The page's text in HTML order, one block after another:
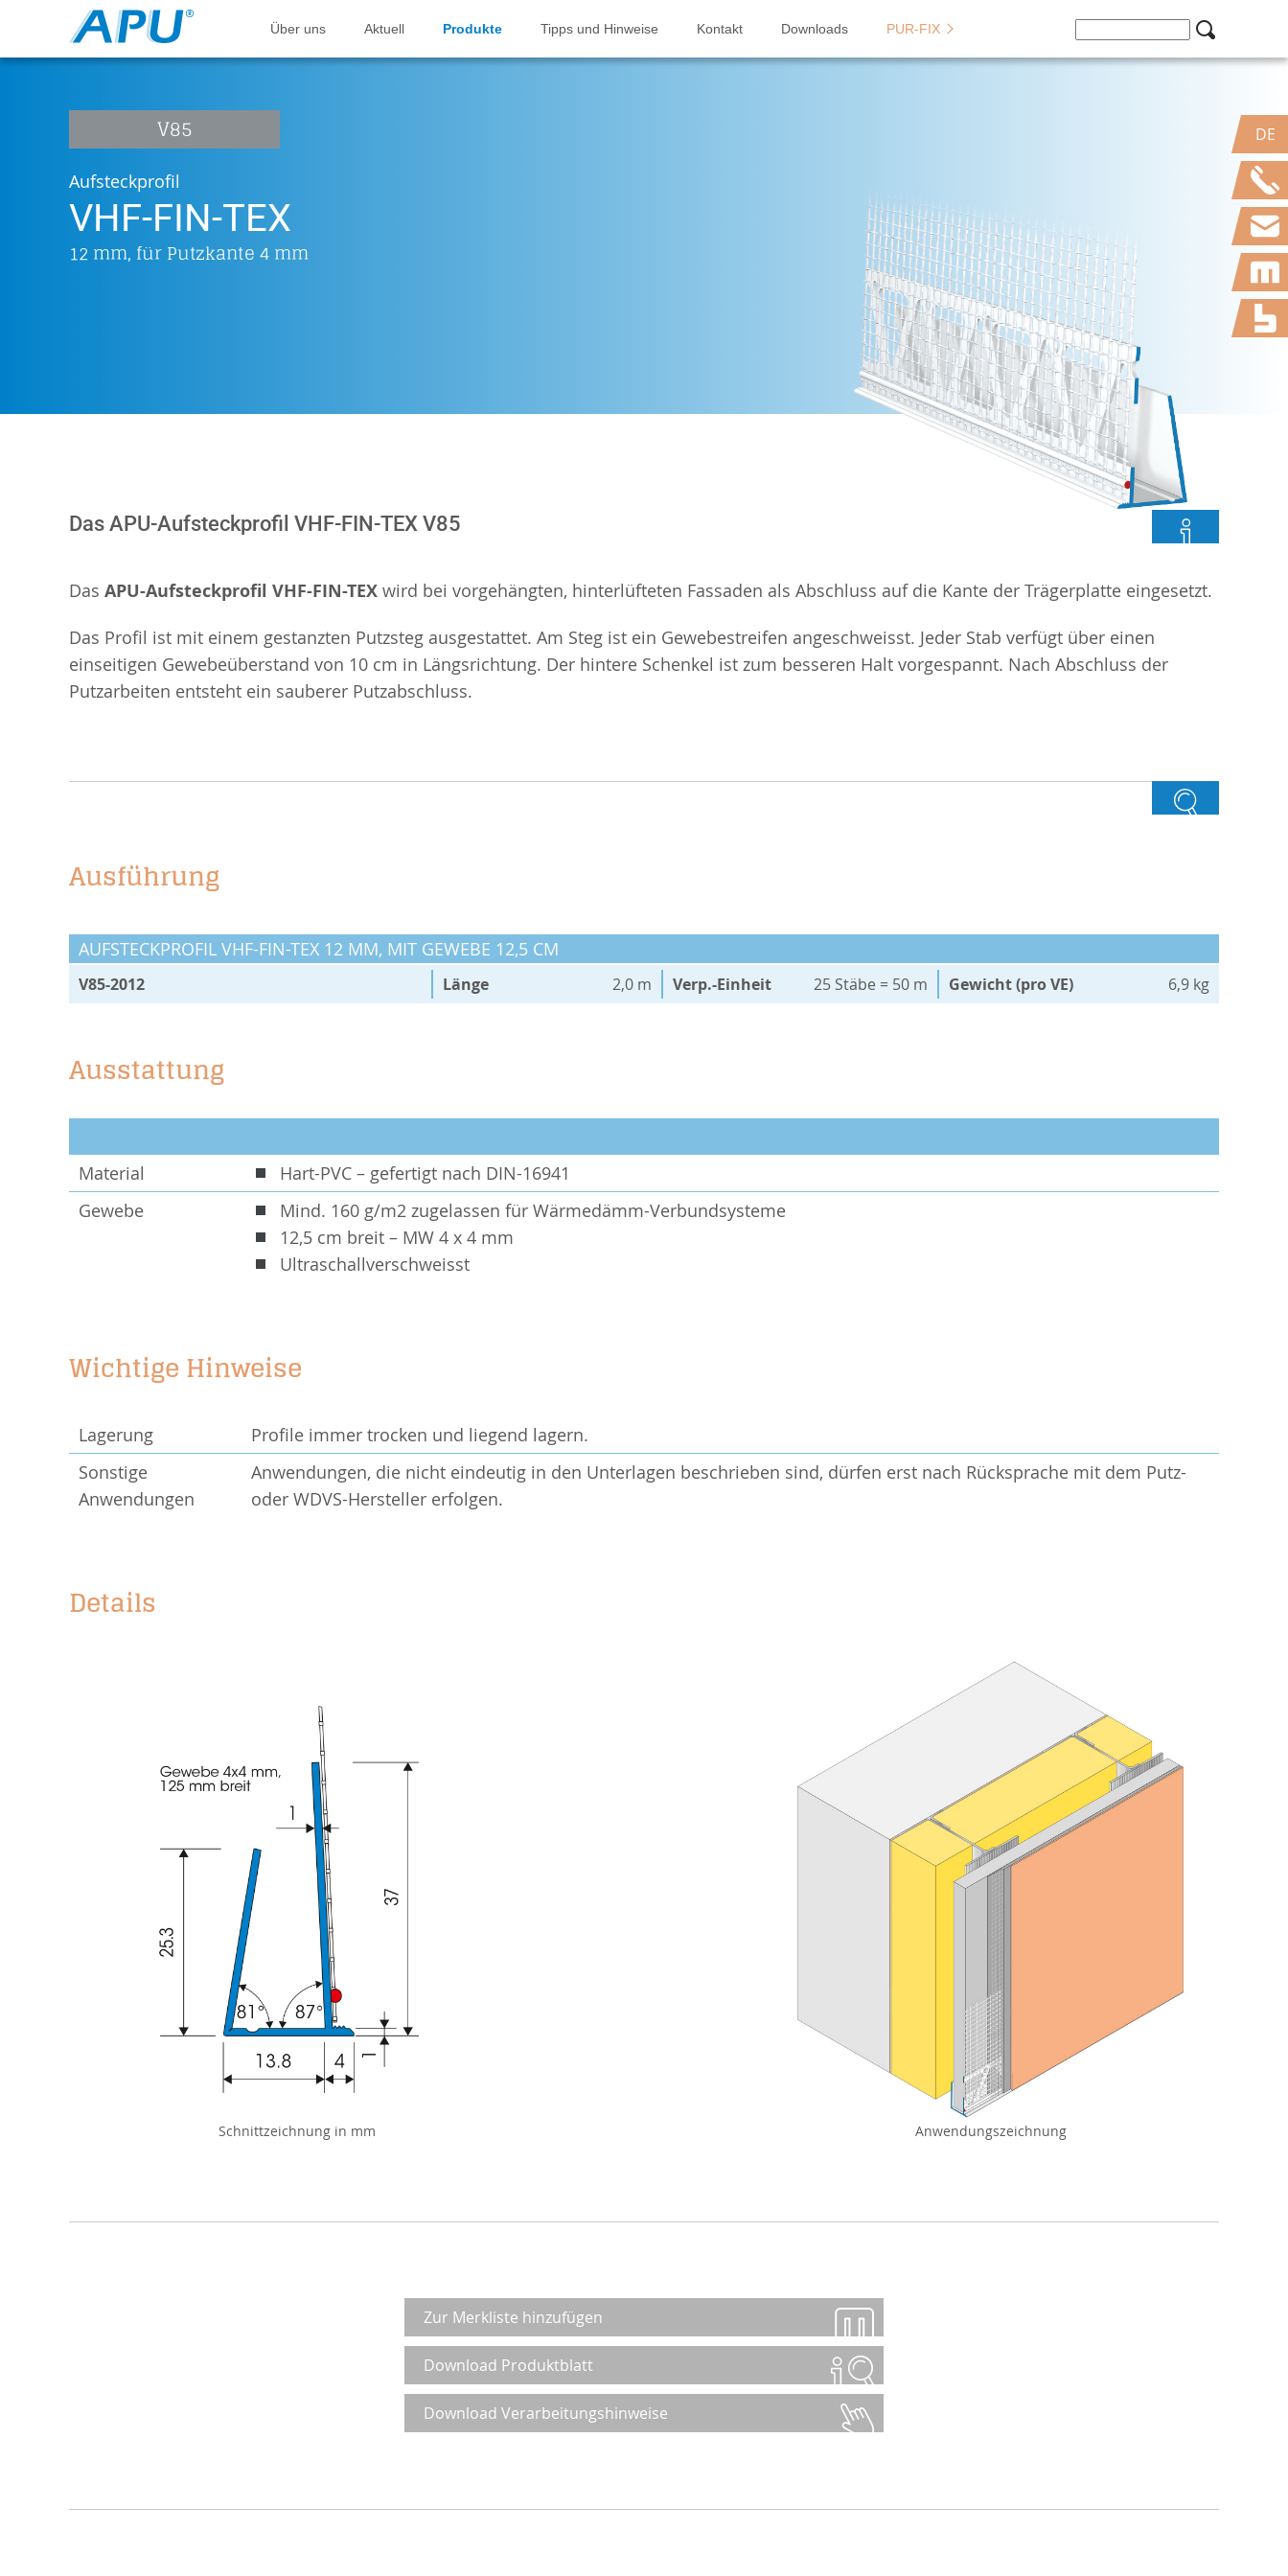
Über uns Aktuell Produkte Tipps und Hinweise Kontakt Downloads PUR-FIX
V85
Aufsteckprofil
VHF-FIN-TEX
12 mm, für Putzkante 4 mm
DE
Das APU-Aufsteckprofil VHF-FIN-TEX V85
Das APU-Aufsteckprofil VHF-FIN-TEX wird bei vorgehängten, hinterlüfteten Fassaden als Abschluss auf die Kante der Trägerplatte eingesetzt.
Das Profil ist mit einem gestanzten Putzsteg ausgestattet. Am Steg ist ein Gewebestreifen angeschweisst. Jeder Stab verfügt über einen
einseitigen Gewebeüberstand von 10 cm in Längsrichtung. Der hintere Schenkel ist zum besseren Halt vorgespannt. Nach Abschluss der
Putzarbeiten entsteht ein sauberer Putzabschluss.
Ausführung
AUFSTECKPROFIL VHF-FIN-TEX 12 MM, MIT GEWEBE 12,5 CM
V85-2012 Länge 2,0 m Verp.-Einheit 25 Stäbe = 50 m Gewicht (pro VE) 6,9 kg
Ausstattung
Material
Hart-PVC – gefertigt nach DIN-16941
Gewebe
Mind. 160 g/m2 zugelassen für Wärmedämm-Verbundsysteme
12,5 cm breit – MW 4 x 4 mm
Ultraschallverschweisst
Wichtige Hinweise
Lagerung
Profile immer trocken und liegend lagern.
Sonstige
Anwendungen
Anwendungen, die nicht eindeutig in den Unterlagen beschrieben sind, dürfen erst nach Rücksprache mit dem Putz-
oder WDVS-Hersteller erfolgen.
Details
Schnittzeichnung in mm Anwendungszeichnung
Zur Merkliste hinzufügen
Download Produktblatt
Download Verarbeitungshinweise